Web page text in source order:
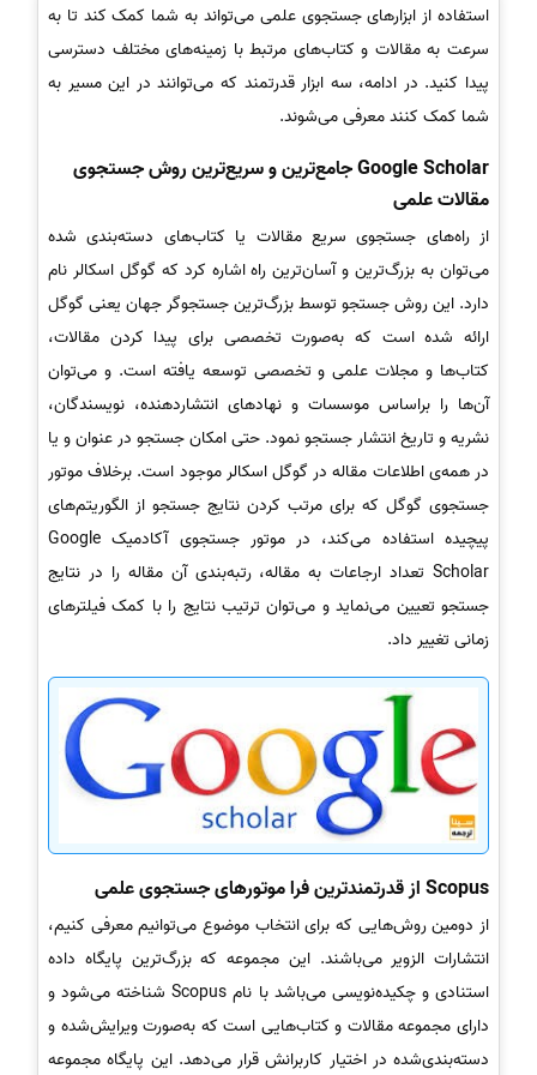
استفاده از ابزارهای جستجوی علمی می‌تواند به شما کمک کند تا به
سرعت به مقالات و کتاب‌های مرتبط با زمینه‌های مختلف دسترسی
پیدا کنید. در ادامه، سه ابزار قدرتمند که می‌توانند در این مسیر به
شما کمک کنند معرفی می‌شوند.
Google Scholar جامع‌ترین و سریع‌ترین روش جستجوی
مقالات علمی
از راه‌های جستجوی سریع مقالات یا کتاب‌های دسته‌بندی شده
می‌توان به بزرگ‌ترین و آسان‌ترین راه اشاره کرد که گوگل اسکالر نام
دارد. این روش جستجو توسط بزرگ‌ترین جستجوگر جهان یعنی گوگل
ارائه شده است که به‌صورت تخصصی برای پیدا کردن مقالات،
کتاب‌ها و مجلات علمی و تخصصی توسعه یافته است. و می‌توان
آن‌ها را براساس موسسات و نهادهای انتشاردهنده، نویسندگان،
نشریه و تاریخ انتشار جستجو نمود. حتی امکان جستجو در عنوان و یا
در همه‌ی اطلاعات مقاله در گوگل اسکالر موجود است. برخلاف موتور
جستجوی گوگل که برای مرتب کردن نتایج جستجو از الگوریتم‌های
پیچیده استفاده می‌کند، در موتور جستجوی آکادمیک Google
Scholar تعداد ارجاعات به مقاله، رتبه‌بندی آن مقاله را در نتایج
جستجو تعیین می‌نماید و می‌توان ترتیب نتایج را با کمک فیلترهای
زمانی تغییر داد.
Scopus از قدرتمندترین فرا موتورهای جستجوی علمی
از دومین روش‌هایی که برای انتخاب موضوع می‌توانیم معرفی کنیم،
انتشارات الزویر می‌باشند. این مجموعه که بزرگ‌ترین پایگاه داده
استنادی و چکیده‌نویسی می‌باشد با نام Scopus شناخته می‌شود و
دارای مجموعه مقالات و کتاب‌هایی است که به‌صورت ویرایش‌شده و
دسته‌بندی‌شده در اختیار کاربرانش قرار می‌دهد. این پایگاه مجموعه‌